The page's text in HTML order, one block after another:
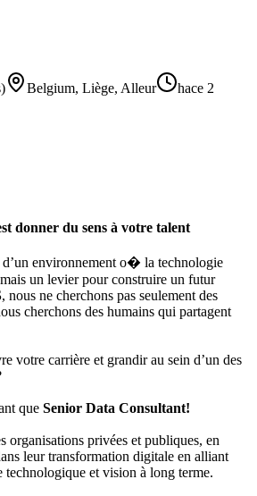
Belgium, Liège, Alleur
hace 2
donner du sens à votre talent
d’un environnement o� la technologie
un levier pour construire un futur
, nous ne cherchons pas seulement des
cherchons des humains qui partagent
votre carrière et grandir au sein d’un des
que Senior Data Consultant!
organisations privées et publiques, en
leur transformation digitale en alliant
technologique et vision à long terme.